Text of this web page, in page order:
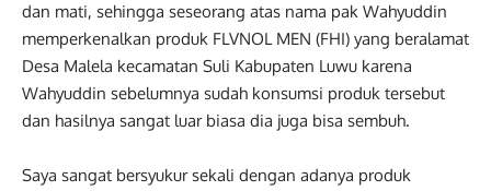
dan mati, sehingga seseorang atas nama pak Wahyuddin
memperkenalkan produk FLVNOL MEN (FHI) yang beralamat
Desa Malela kecamatan Suli Kabupaten Luwu karena
Wahyuddin sebelumnya sudah konsumsi produk tersebut
dan hasilnya sangat luar biasa dia juga bisa sembuh.
Saya sangat bersyukur sekali dengan adanya produk